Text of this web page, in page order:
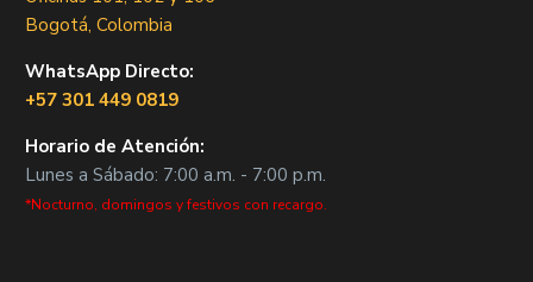
Bogotá, Colombia
WhatsApp Directo:
+57 301 449 0819
Horario de Atención:
Lunes a Sábado: 7:00 a.m. - 7:00 p.m.
*Nocturno, domingos y festivos con recargo.